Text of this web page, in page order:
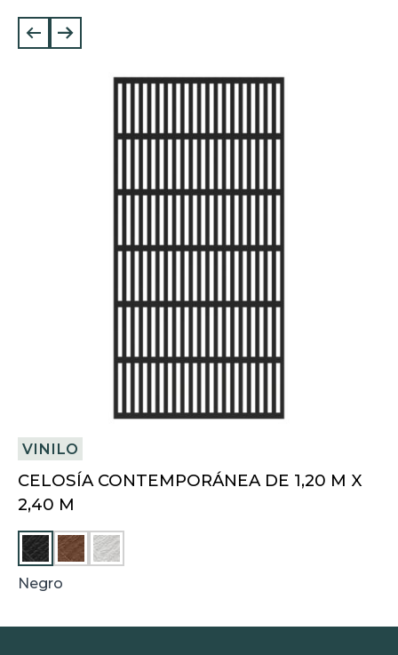
VINILO
CELOSÍA CONTEMPORÁNEA DE 1,20 M X
2,40 M
Negro
C
A
S
T
Ñ
B
L
O